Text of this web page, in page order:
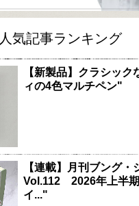
人気記事ランキング
【新製品】クラシック
ィの4色マルチペン"
【連載】月刊ブング・
Vol.112 2026年上半
イ..."